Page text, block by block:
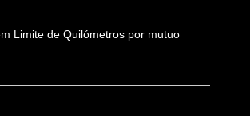
Limite de Quilómetros por mutuo